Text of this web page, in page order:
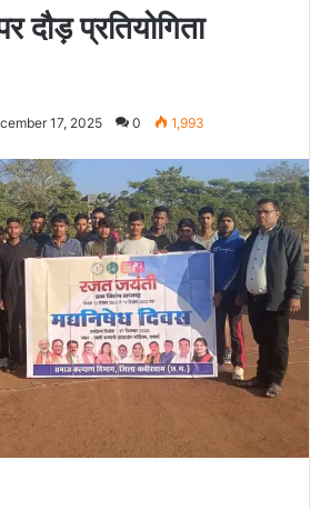
दौड़ प्रतियोगिता
17, 2025 0 1,993